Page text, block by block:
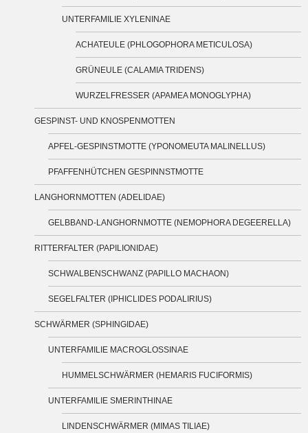
UNTERFAMILIE XYLENINAE
ACHATEULE (PHLOGOPHORA METICULOSA)
GRÜNEULE (CALAMIA TRIDENS)
WURZELFRESSER (APAMEA MONOGLYPHA)
GESPINST- UND KNOSPENMOTTEN
APFEL-GESPINSTMOTTE (YPONOMEUTA MALINELLUS)
PFAFFENHÜTCHEN GESPINNSTMOTTE
LANGHORNMOTTEN (ADELIDAE)
GELBBAND-LANGHORNMOTTE (NEMOPHORA DEGEERELLA)
RITTERFALTER (PAPILIONIDAE)
SCHWALBENSCHWANZ (PAPILLO MACHAON)
SEGELFALTER (IPHICLIDES PODALIRIUS)
SCHWÄRMER (SPHINGIDAE)
UNTERFAMILIE MACROGLOSSINAE
HUMMELSCHWÄRMER (HEMARIS FUCIFORMIS)
UNTERFAMILIE SMERINTHINAE
LINDENSCHWÄRMER (MIMAS TILIAE)